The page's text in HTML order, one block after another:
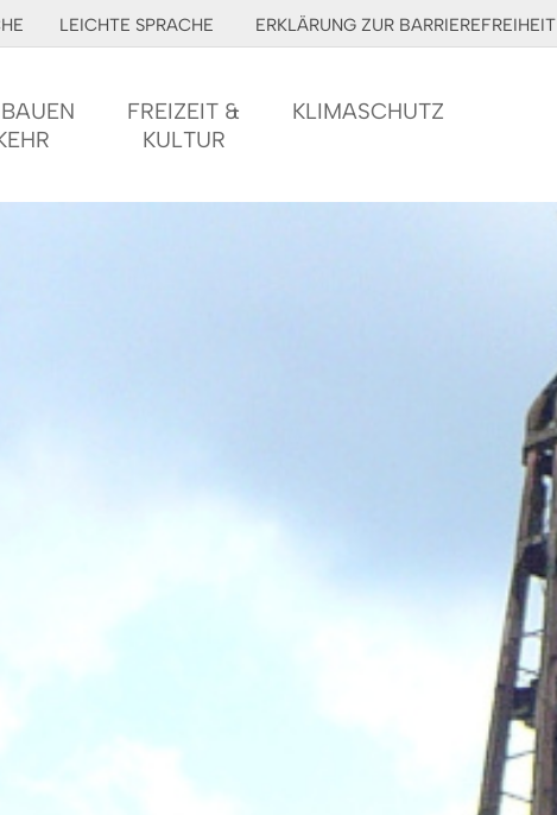
LEICHTE SPRACHE ERKLÄRUNG ZUR BARRIEREFREIHEIT
FREIZEIT &
KULTUR
KLIMASCHUTZ